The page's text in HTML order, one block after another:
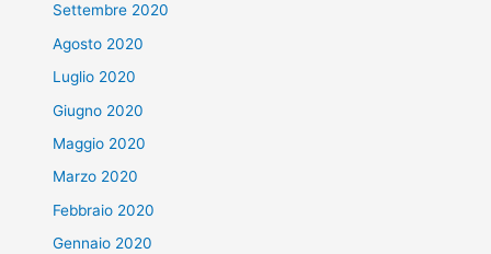
Settembre 2020
Agosto 2020
Luglio 2020
Giugno 2020
Maggio 2020
Marzo 2020
Febbraio 2020
Gennaio 2020